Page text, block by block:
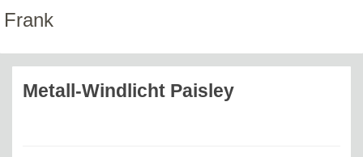
Frank
Metall-Windlicht Paisley